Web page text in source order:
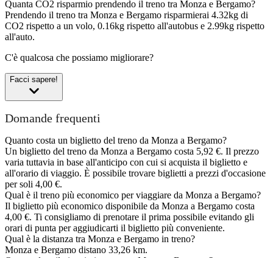
Quanta CO2 risparmio prendendo il treno tra Monza e Bergamo?
Prendendo il treno tra Monza e Bergamo risparmierai 4.32kg di
CO2 rispetto a un volo, 0.16kg rispetto all'autobus e 2.99kg rispetto
all'auto.
C'è qualcosa che possiamo migliorare?
Facci sapere!
Domande frequenti
Quanto costa un biglietto del treno da Monza a Bergamo?
Un biglietto del treno da Monza a Bergamo costa 5,92 €. Il prezzo
varia tuttavia in base all'anticipo con cui si acquista il biglietto e
all'orario di viaggio. È possibile trovare biglietti a prezzi d'occasione
per soli 4,00 €.
Qual è il treno più economico per viaggiare da Monza a Bergamo?
Il biglietto più economico disponibile da Monza a Bergamo costa
4,00 €. Ti consigliamo di prenotare il prima possibile evitando gli
orari di punta per aggiudicarti il biglietto più conveniente.
Qual è la distanza tra Monza e Bergamo in treno?
Monza e Bergamo distano 33,26 km.